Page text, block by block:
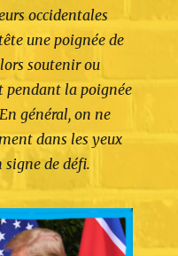
occidentales
une poignée de
soutenir ou
pendant la poignée
général, on ne
dans les yeux
signe de défi.